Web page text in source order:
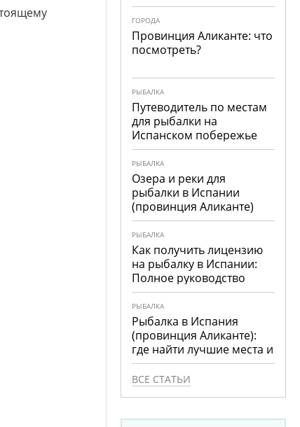
ГОРОДА
Провинция Аликанте: что
посмотреть?
РЫБАЛКА
Путеводитель по местам
для рыбалки на
Испанском побережье
РЫБАЛКА
Озера и реки для
рыбалки в Испании
(провинция Аликанте)
РЫБАЛКА
Как получить лицензию
на рыбалку в Испании:
Полное руководство
РЫБАЛКА
Рыбалка в Испания
(провинция Аликанте):
где найти лучшие места и
что ловить
ВСЕ СТАТЬИ